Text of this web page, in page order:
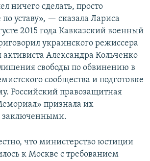
ничего сделать, просто
по уставу», — сказала Лариса
2015 года Кавказский военный
украинского режиссера
активиста Александра Кольченко
свободы по обвинению в
сообщества и подготовке
Российский правозащитная
признала их
заключенными.
что министерство юстиции
к Москве с требованием